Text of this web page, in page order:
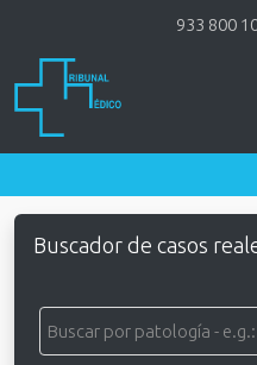
933 800
Buscador de casos